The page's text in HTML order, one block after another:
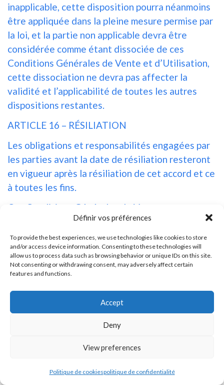
Définir vos préférences
To provide the best experiences, we use technologies like cookies to store
and/or access device information. Consenting to these technologies will
allow us to process data such as browsing behavior or unique IDs on this site.
Not consenting or withdrawing consent, may adversely affect certain
features and functions.
Accept
Deny
View preferences
Politique de cookiespolitique de confidentialité
inapplicable, cette disposition pourra néanmoins
être appliquée dans la pleine mesure permise par
la loi, et la partie non applicable devra être
considérée comme étant dissociée de ces
Conditions Générales de Vente et d’Utilisation,
cette dissociation ne devra pas affecter la
validité et l’applicabilité de toutes les autres
dispositions restantes.
ARTICLE 16 – RÉSILIATION
Les obligations et responsabilités engagées par
les parties avant la date de résiliation resteront
en vigueur après la résiliation de cet accord et ce
à toutes les fins.
Ces Conditions Générales de Vente et
d’Utilisation sont effectives à moins et jusqu’à
ce qu’elles soient résiliées par ou bien vous ou
non. Vous pouvez résilier ces Conditions
Générales de Vente et d’Utilisation à tout
moment en nous avisant que vous ne souhaitez
plus utiliser nos Services, ou lorsque vous cessez
Si nous jugeons, à notre seule discrétion, que
avez été incapable de vous conformer aux
modalités de ces Conditions Générales de Vente